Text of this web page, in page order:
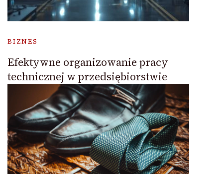
BIZNES
Efektywne organizowanie pracy
technicznej w przedsiębiorstwie